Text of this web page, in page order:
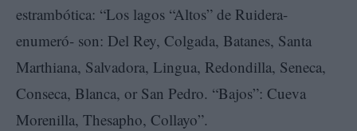
estrambótica: “Los lagos “Altos” de Ruidera-
enumeró- son: Del Rey, Colgada, Batanes, Santa
Marthiana, Salvadora, Lingua, Redondilla, Seneca,
Conseca, Blanca, or San Pedro. “Bajos”: Cueva
Morenilla, Thesapho, Collayo”.